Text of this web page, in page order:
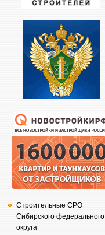
Строительные СРО
Сибирского федерального
округа